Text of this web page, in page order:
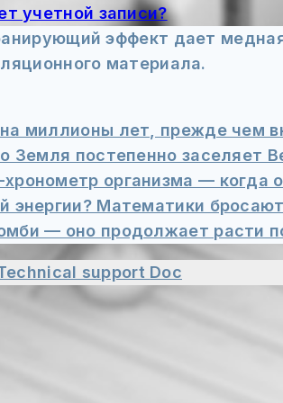
учетной записи?
эффект дает
материала.
миллионы лет, прежде чем
Земля постепенно заселяет
организма — когда
энергии? Математики
— оно продолжает расти
support Doc